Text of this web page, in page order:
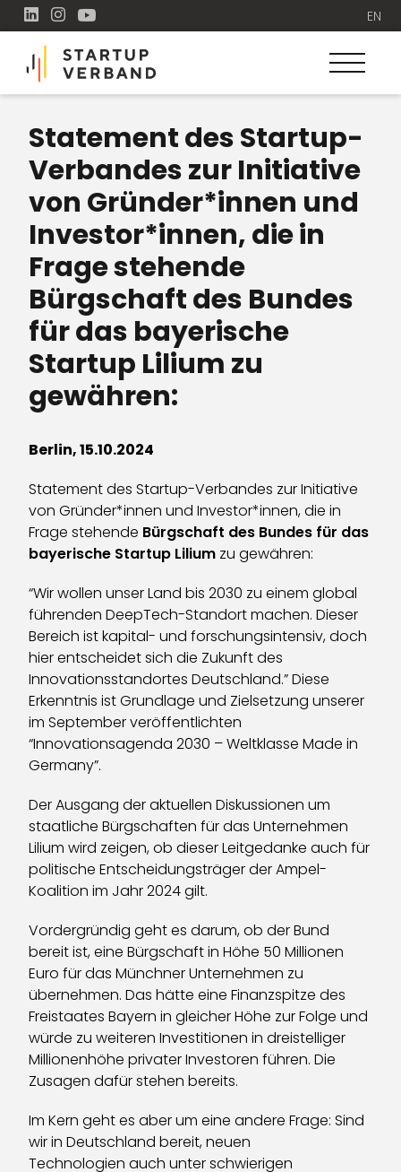
EN
Statement des Startup-
Verbandes zur Initiative
von Gründer*innen und
Investor*innen, die in
Frage stehende
Bürgschaft des Bundes
für das bayerische
Startup Lilium zu
gewähren:
Berlin, 15.10.2024
Statement des Startup-Verbandes zur Initiative
von Gründer*innen und Investor*innen, die in
Frage stehende Bürgschaft des Bundes für das
bayerische Startup Lilium zu gewähren:
“Wir wollen unser Land bis 2030 zu einem global
führenden DeepTech-Standort machen. Dieser
Bereich ist kapital- und forschungsintensiv, doch
hier entscheidet sich die Zukunft des
Innovationsstandortes Deutschland.” Diese
Erkenntnis ist Grundlage und Zielsetzung unserer
im September veröffentlichten
“Innovationsagenda 2030 – Weltklasse Made in
Germany”.
Der Ausgang der aktuellen Diskussionen um
staatliche Bürgschaften für das Unternehmen
Lilium wird zeigen, ob dieser Leitgedanke auch für
politische Entscheidungsträger der Ampel-
Koalition im Jahr 2024 gilt.
Vordergründig geht es darum, ob der Bund
bereit ist, eine Bürgschaft in Höhe 50 Millionen
Euro für das Münchner Unternehmen zu
übernehmen. Das hätte eine Finanzspitze des
Freistaates Bayern in gleicher Höhe zur Folge und
würde zu weiteren Investitionen in dreistelliger
Millionenhöhe privater Investoren führen. Die
Zusagen dafür stehen bereits.
Im Kern geht es aber um eine andere Frage: Sind
wir in Deutschland bereit, neuen
Technologien auch unter schwierigen